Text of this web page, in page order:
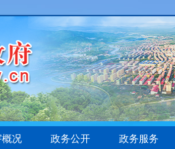
况 政务公开 政务服务